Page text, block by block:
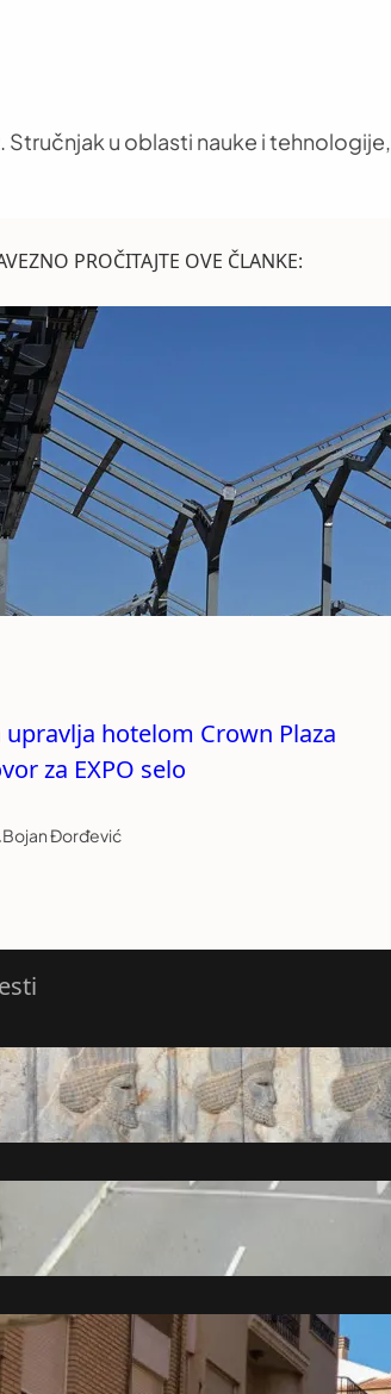
u oblasti nauke i
PROČITAJTE OVE ČLANKE:
upravlja hotelom Crown Plaza
za EXPO selo
.Bojan Đorđević
Novo otkriće mijenja pogled na prvu
vojnu supersilu svijeta
avgust 6, 2026
Nerealne scene na granici sa Crnom
Gorom: Kamere sve zabeležile, sad je
pravo vreme (foto)
avgust 6, 2026
Toplotni talas u Evropi: rekordi, požari
avgust 6, 2026